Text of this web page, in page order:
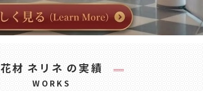
花材 ネリネ の実績
WORKS